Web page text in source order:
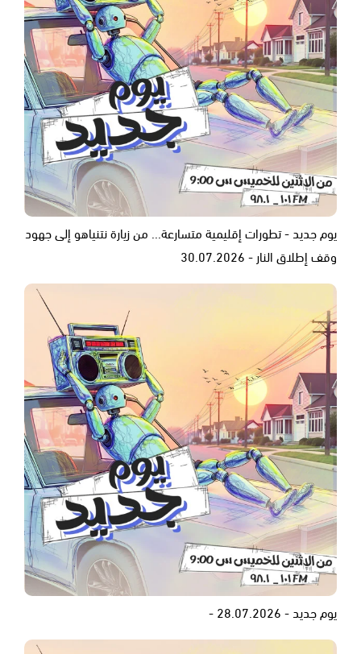
يوم جديد - تطورات إقليمية متسارعة... من زيارة نتنياهو إلى جهود
وقف إطلاق النار - 30.07.2026
يوم جديد - 28.07.2026 -